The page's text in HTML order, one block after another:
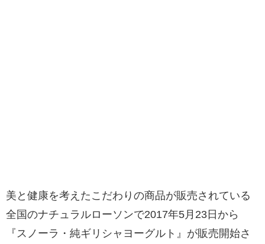
美と健康を考えたこだわりの商品が販売されている
全国のナチュラルローソンで2017年5月23日から
『スノーラ・純ギリシャヨーグルト』が販売開始さ